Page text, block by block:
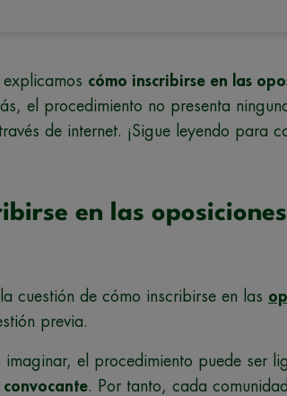
cómo inscribirse en las
el procedimiento no presenta
de internet. ¡Sigue leyendo para
en las
cuestión de cómo inscribirse en las
previa.
el procedimiento puede ser
. Por tanto, cada